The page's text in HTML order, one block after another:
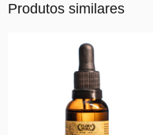
Produtos similares